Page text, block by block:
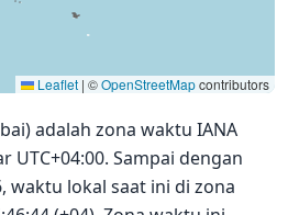
Leaflet | ©OpenStreetMapcontributors
adalah zona waktu IANA
UTC+04:00. Sampai dengan
waktu lokal saat ini di zona